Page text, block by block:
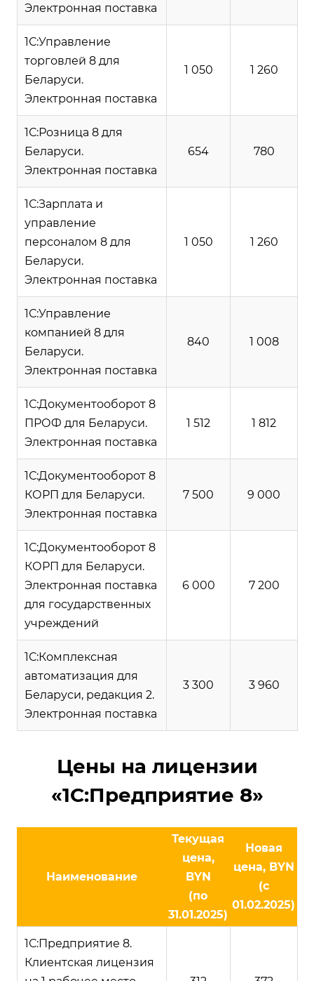
Электронная поставка
1С:Управление
торговлей 8 для
Беларуси.
Электронная поставка
1 050 1 260
1С:Розница 8 для
Беларуси.
Электронная поставка
654 780
1С:Зарплата и
управление
персоналом 8 для
Беларуси.
Электронная поставка
1 050 1 260
1С:Управление
компанией 8 для
Беларуси.
Электронная поставка
840 1 008
1С:Документооборот 8
ПРОФ для Беларуси.
Электронная поставка
1 512 1 812
1С:Документооборот 8
КОРП для Беларуси.
Электронная поставка
7 500 9 000
1С:Документооборот 8
КОРП для Беларуси.
Электронная поставка
для государственных
учреждений
6 000 7 200
1С:Комплексная
автоматизация для
Беларуси, редакция 2.
Электронная поставка
3 300 3 960
Цены на лицензии
«1С:Предприятие 8»
Наименование
Текущая
цена,
BYN
(по
31.01.2025)
Новая
цена, BYN
(с
01.02.2025)
1С:Предприятие 8.
Клиентская лицензия